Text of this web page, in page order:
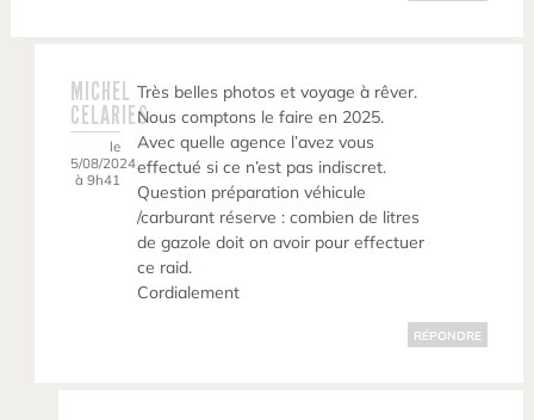
MICHEL
CELARIES
le
5/08/2024
à 9h41
Très belles photos et voyage à rêver.
Nous comptons le faire en 2025.
Avec quelle agence l’avez vous
effectué si ce n’est pas indiscret.
Question préparation véhicule
/carburant réserve : combien de litres
de gazole doit on avoir pour effectuer
ce raid.
Cordialement
RÉPONDRE